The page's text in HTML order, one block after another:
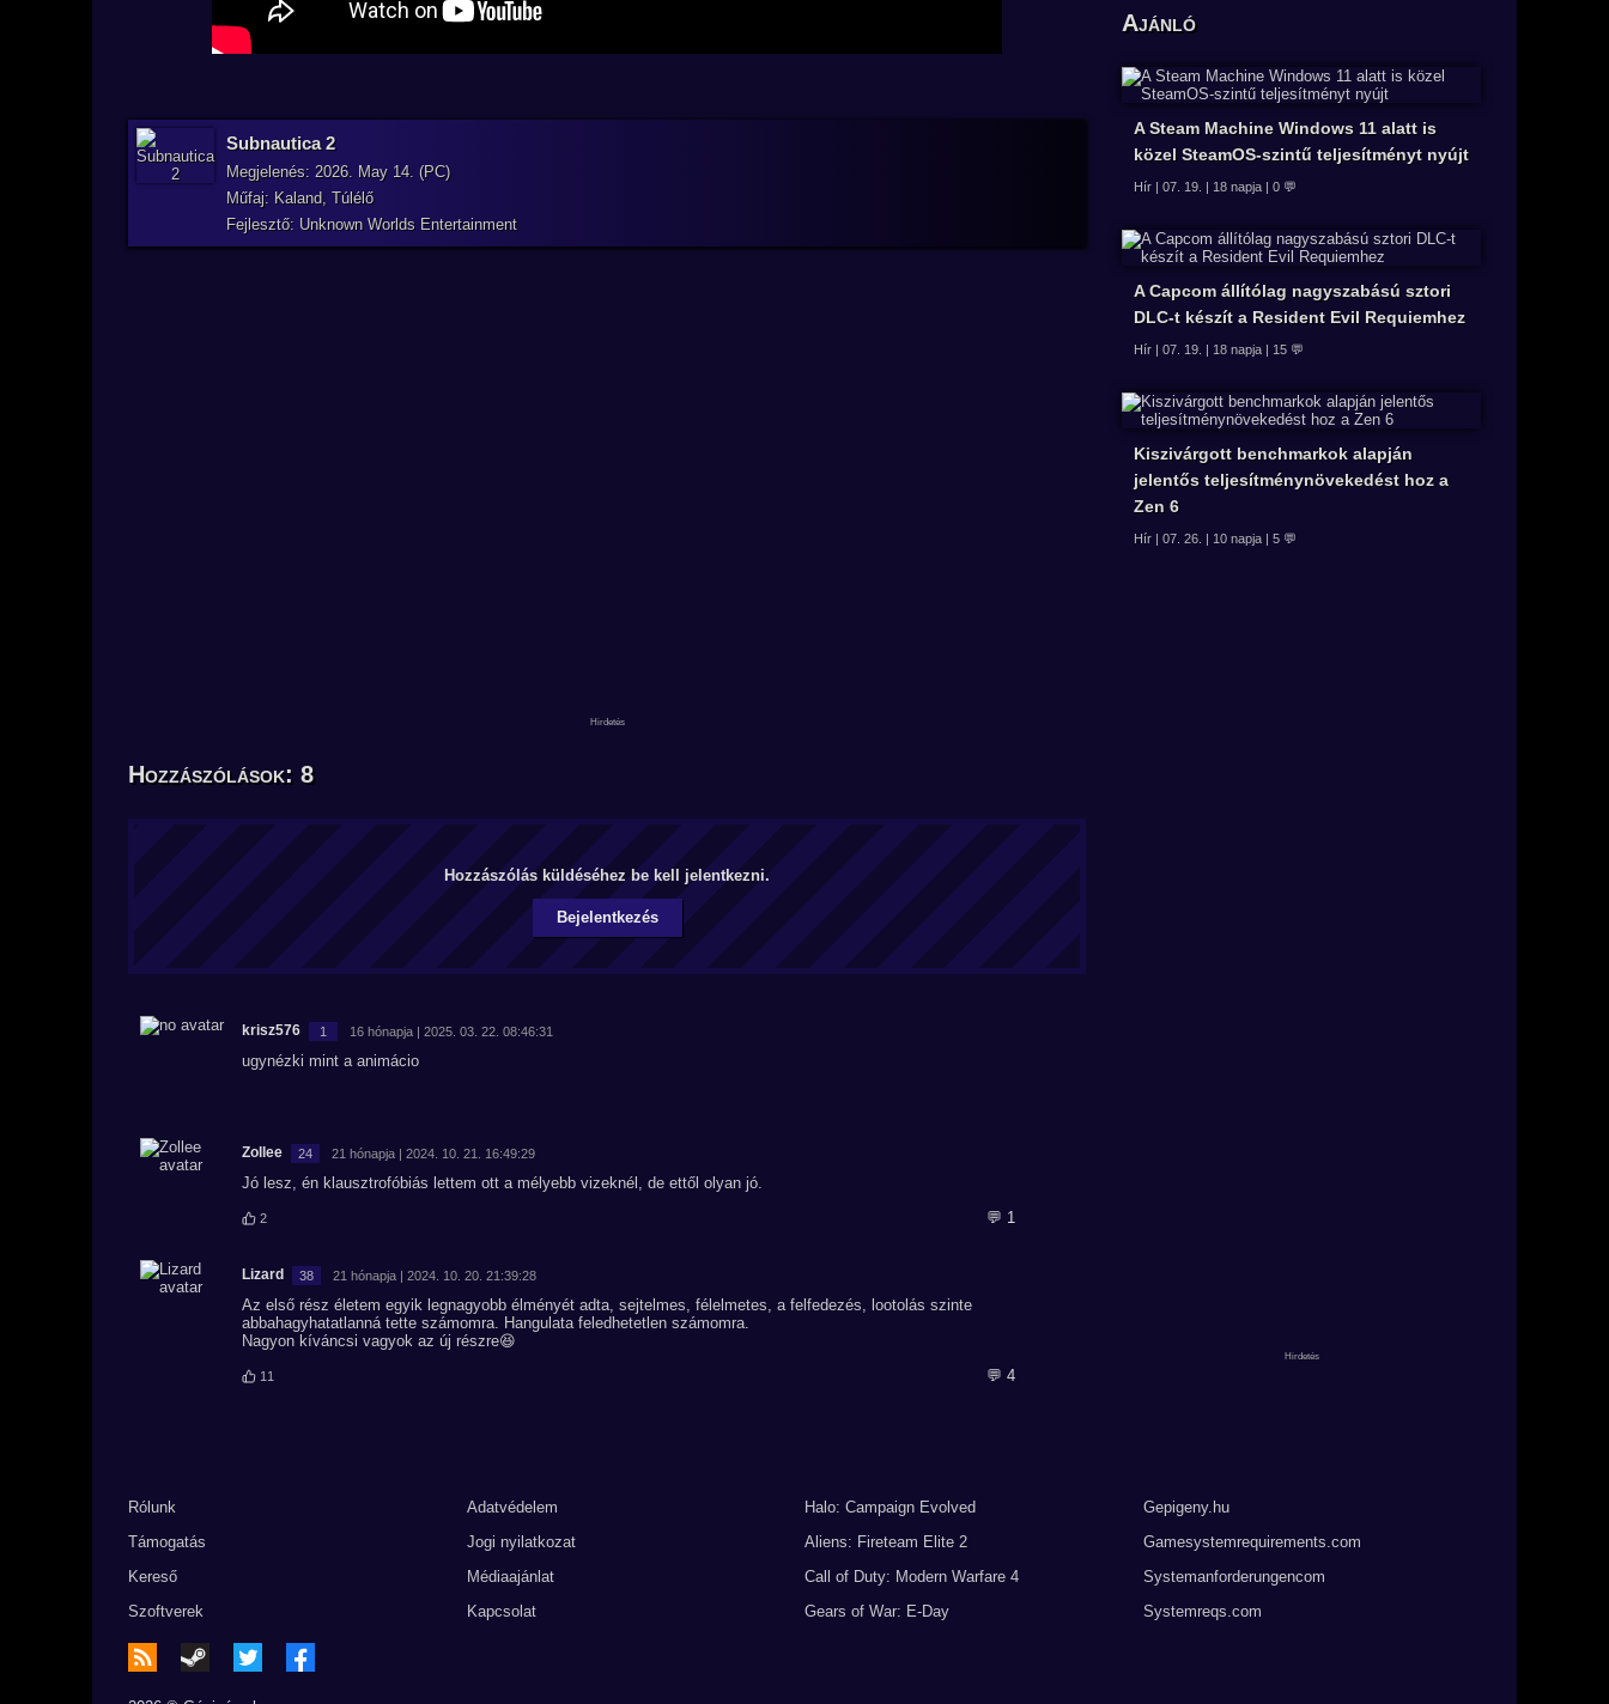
Subnautica 2
Megjelenés: 2026. May 14. (PC)
Műfaj: Kaland, Túlélő
Fejlesztő: Unknown Worlds Entertainment
Hozzászólások: 8
Hozzászólás küldéséhez be kell jelentkezni.
Bejelentkezés
krisz576 1 16 hónapja | 2025. 03. 22. 08:46:31
ugynézki mint a animácio
Zollee 24 21 hónapja | 2024. 10. 21. 16:49:29
Jó lesz, én klausztrofóbiás lettem ott a mélyebb vizeknél, de ettől olyan jó.
2 💬 1
Lizard 38 21 hónapja | 2024. 10. 20. 21:39:28
Az első rész életem egyik legnagyobb élményét adta, sejtelmes, félelmetes, a felfedezés, lootolás szinte
abbahagyhatatlanná tette számomra. Hangulata feledhetetlen számomra.
Nagyon kíváncsi vagyok az új részre😆
11 💬 4
Ajánló
A Steam Machine Windows 11 alatt is
közel SteamOS-szintű teljesítményt nyújt
Hír | 07. 19. | 18 napja | 0 💬
A Capcom állítólag nagyszabású sztori
DLC-t készít a Resident Evil Requiemhez
Hír | 07. 19. | 18 napja | 15 💬
Kiszivárgott benchmarkok alapján
jelentős teljesítménynövekedést hoz a
Zen 6
Hír | 07. 26. | 10 napja | 5 💬
Rólunk
Támogatás
Kereső
Szoftverek
Adatvédelem
Jogi nyilatkozat
Médiaajánlat
Kapcsolat
Halo: Campaign Evolved
Aliens: Fireteam Elite 2
Call of Duty: Modern Warfare 4
Gears of War: E-Day
Gepigeny.hu
Gamesystemrequirements.com
Systemanforderungencom
Systemreqs.com